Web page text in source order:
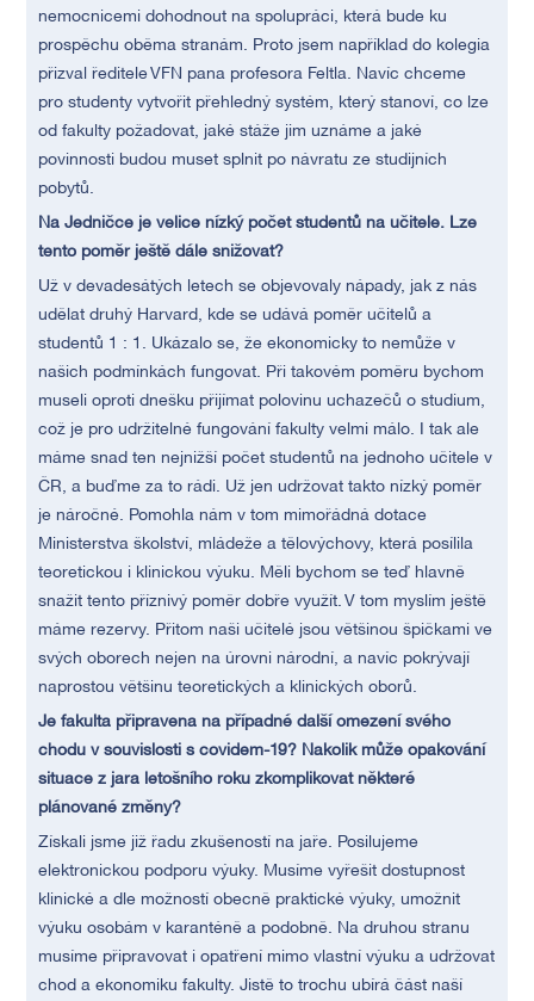
nemocnicemi dohodnout na spolupráci, která bude ku
prospěchu oběma stranám. Proto jsem například do kolegia
přizval ředitele VFN pana profesora Feltla. Navíc chceme
pro studenty vytvořit přehledný systém, který stanoví, co lze
od fakulty požadovat, jaké stáže jim uznáme a jaké
povinnosti budou muset splnit po návratu ze studijních
pobytů.
Na Jedničce je velice nízký počet studentů na učitele. Lze
tento poměr ještě dále snižovat?
Už v devadesátých letech se objevovaly nápady, jak z nás
udělat druhý Harvard, kde se udává poměr učitelů a
studentů 1 : 1. Ukázalo se, že ekonomicky to nemůže v
našich podmínkách fungovat. Při takovém poměru bychom
museli oproti dnešku přijímat polovinu uchazečů o studium,
což je pro udržitelné fungování fakulty velmi málo. I tak ale
máme snad ten nejnižší počet studentů na jednoho učitele v
ČR, a buďme za to rádi. Už jen udržovat takto nízký poměr
je náročné. Pomohla nám v tom mimořádná dotace
Ministerstva školství, mládeže a tělovýchovy, která posílila
teoretickou i klinickou výuku. Měli bychom se teď hlavně
snažit tento příznivý poměr dobře využít. V tom myslím ještě
máme rezervy. Přitom naši učitelé jsou většinou špičkami ve
svých oborech nejen na úrovni národní, a navíc pokrývají
naprostou většinu teoretických a klinických oborů.
Je fakulta připravena na případné další omezení svého
chodu v souvislosti s covidem-19? Nakolik může opakování
situace z jara letošního roku zkomplikovat některé
plánované změny?
Získali jsme již řadu zkušeností na jaře. Posilujeme
elektronickou podporu výuky. Musíme vyřešit dostupnost
klinické a dle možností obecně praktické výuky, umožnit
výuku osobám v karanténě a podobně. Na druhou stranu
musíme připravovat i opatření mimo vlastní výuku a udržovat
chod a ekonomiku fakulty. Jistě to trochu ubírá část naší